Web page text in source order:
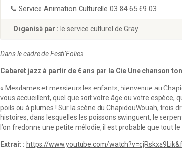
Service Animation Culturelle 03 84 65 69 03
Organisé par : le service culturel de Gray
Dans le cadre de Festi’Folies
Cabaret jazz à partir de 6 ans par la Cie Une chanson
« Mesdames et messieurs les enfants, bienvenue au
vous accueillent, quel que soit votre âge ou votre espèce,
poils ou à plumes ! Sur la scène du ChapidouWouah, trois
histoires, dans lesquelles les poissons swinguent, le
l’on fredonne une petite mélodie, il est probable que tout
Extrait : https://www.youtube.com/